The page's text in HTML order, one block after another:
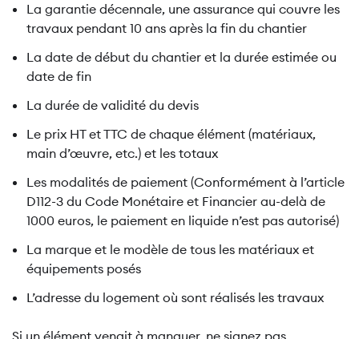
La garantie décennale, une assurance qui couvre les
travaux pendant 10 ans après la fin du chantier
La date de début du chantier et la durée estimée ou
date de fin
La durée de validité du devis
Le prix HT et TTC de chaque élément (matériaux,
main d’œuvre, etc.) et les totaux
Les modalités de paiement (Conformément à l’article
D112-3 du Code Monétaire et Financier au-delà de
1000 euros, le paiement en liquide n’est pas autorisé)
La marque et le modèle de tous les matériaux et
équipements posés
L’adresse du logement où sont réalisés les travaux
Si un élément venait à manquer, ne signez pas.